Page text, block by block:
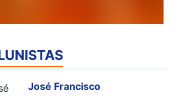
José Francisco